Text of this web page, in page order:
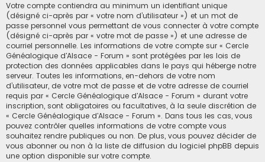
Votre compte contiendra au minimum un identifiant unique
(désigné ci-après par « votre nom d’utilisateur ») et un mot de
passe personnel vous permettant de vous connecter à votre compte
(désigné ci-après par « votre mot de passe ») et une adresse de
courriel personnelle. Les informations de votre compte sur « Cercle
Généalogique d'Alsace - Forum » sont protégées par les lois de
protection des données applicables dans le pays qui héberge notre
serveur. Toutes les informations, en-dehors de votre nom
d’utilisateur, de votre mot de passe et de votre adresse de courriel
requis par « Cercle Généalogique d'Alsace - Forum » durant votre
inscription, sont obligatoires ou facultatives, à la seule discrétion de
« Cercle Généalogique d'Alsace - Forum ». Dans tous les cas, vous
pouvez contrôler quelles informations de votre compte vous
souhaitez rendre publiques ou non. De plus, vous pouvez décider de
vous abonner ou non à la liste de diffusion du logiciel phpBB depuis
une option disponible sur votre compte.